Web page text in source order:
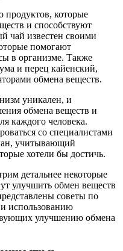
продуктов, которые
и способствуют
чай известен своими
помогают
в организме. Также
и перец кайенский,
обмена веществ.
уникален, и
обмена веществ и
каждого человека.
со специалистами
учитывающий
хотели бы достичь.
детальнее некоторые
улучшить обмен веществ
советы по
использованию
улучшению обмена